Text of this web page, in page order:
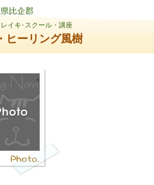
県比企郡
イキ･スクール・講座
ヒーリング風樹